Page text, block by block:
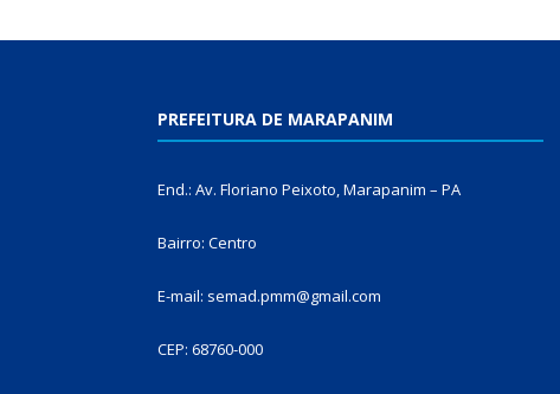
PREFEITURA DE MARAPANIM
End.: Av. Floriano Peixoto, Marapanim – PA
Bairro: Centro
E-mail: semad.pmm@gmail.com
CEP: 68760-000